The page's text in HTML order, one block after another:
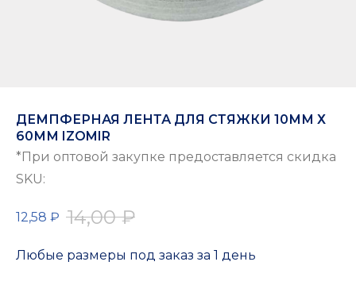
ДЕМПФЕРНАЯ ЛЕНТА ДЛЯ СТЯЖКИ 10ММ Х
60ММ IZOMIR
*При оптовой закупке предоставляется скидка
SKU:
12,58 ₽ 14,00 ₽
Любые размеры под заказ за 1 день